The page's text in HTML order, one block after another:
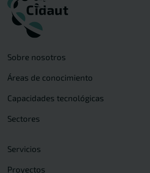
Sobre nosotros
Áreas de conocimiento
Capacidades tecnológicas
Sectores
Servicios
Proyectos